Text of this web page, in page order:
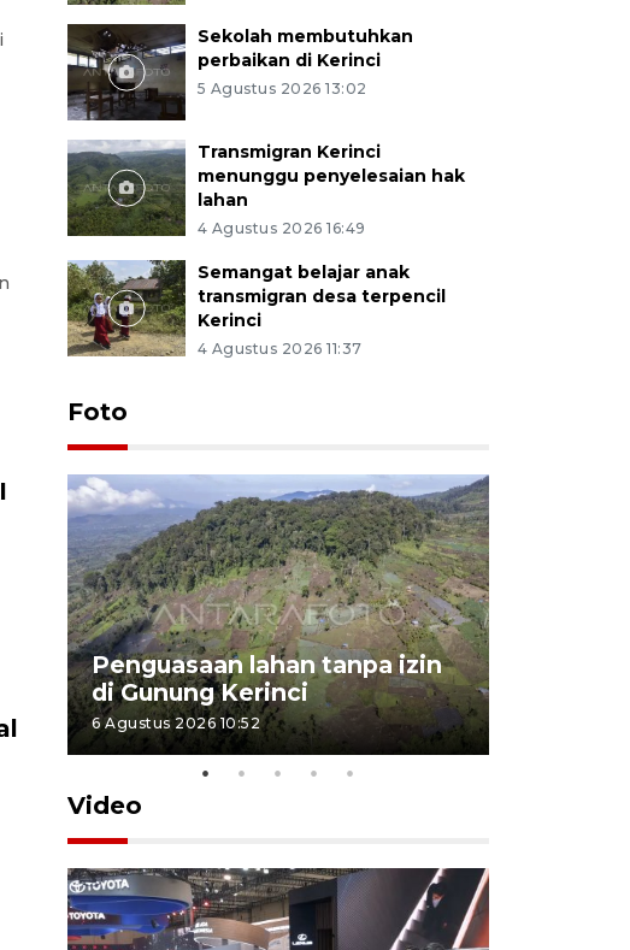
Sekolah membutuhkan
perbaikan di Kerinci
5 Agustus 2026 13:02
Transmigran Kerinci
menunggu penyelesaian hak
lahan
4 Agustus 2026 16:49
Semangat belajar anak
transmigran desa terpencil
Kerinci
4 Agustus 2026 11:37
Foto
Penguasaan lahan tanpa izin
di Gunung Kerinci
6 Agustus 2026 10:52
Video